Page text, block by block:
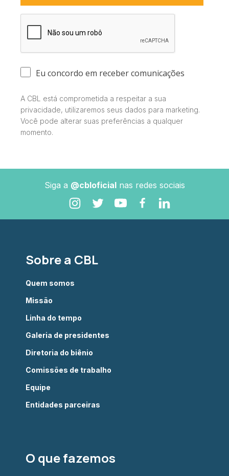
Eu concordo em receber comunicações
A CBL está comprometida a respeitar a sua
privacidade, utilizaremos seus dados para marketing.
Você pode alterar suas preferências a qualquer
momento.
Siga a @cbloficialnas redes sociais
Sobre a CBL
Quem somos
Missão
Linha do tempo
Galeria de presidentes
Diretoria do biênio
Comissões de trabalho
Equipe
Entidades parceiras
O que fazemos